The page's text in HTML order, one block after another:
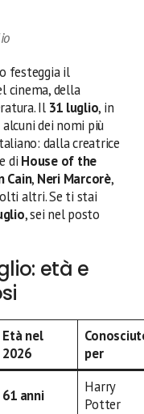
festeggia il
cinema, della
Il 31 luglio, in
dei nomi più
dalla creatrice
di House of the
Cain, Neri Marcorè,
altri. Se ti stai
, sei nel posto
età e
Età nel
2026
per
61 anni
Harry
Potter